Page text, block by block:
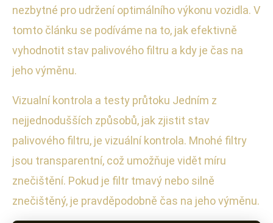
nezbytné pro udržení optimálního výkonu vozidla. V
tomto článku se podíváme na to, jak efektivně
vyhodnotit stav palivového filtru a kdy je čas na
jeho výměnu.
Vizualní kontrola a testy průtoku Jedním z
nejjednodušších způsobů, jak zjistit stav
palivového filtru, je vizuální kontrola. Mnohé filtry
jsou transparentní, což umožňuje vidět míru
znečištění. Pokud je filtr tmavý nebo silně
znečištěný, je pravděpodobně čas na jeho výměnu.